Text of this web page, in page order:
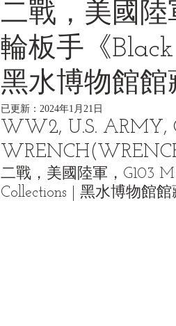
二戰，美國陸
輪板手《Black
黑水博物館館
已更新： 2024年1月21日
WW2, U.S. ARMY,
二戰，美國陸軍，G103
Collections | 黑水博物館館